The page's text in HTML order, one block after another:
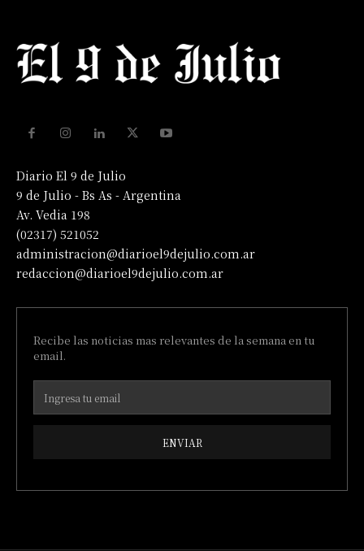
Diario El 9 de Julio
9 de Julio - Bs As - Argentina
Av. Vedia 198
(02317) 521052
administracion@diarioel9dejulio.com.ar
redaccion@diarioel9dejulio.com.ar
Recibe las noticias mas relevantes de la semana en tu
email.
ENVIAR